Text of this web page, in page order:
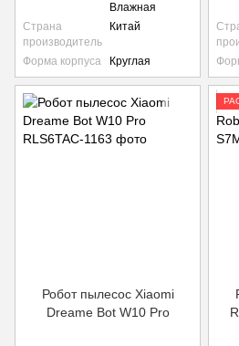
Влажная
Страна
производитель
Китай
Форма корпуса Круглая
Робот пылесос Xiaomi
Dreame Bot W10 Pro